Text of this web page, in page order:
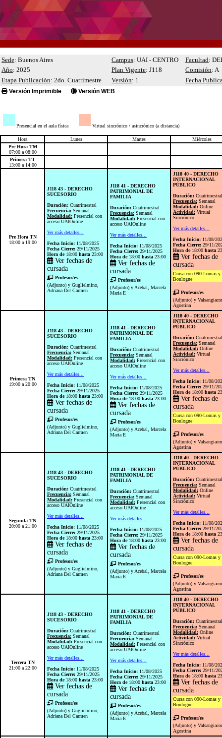
Sede: Buenos Aires Campus: UAI - CENTRO Facultad:
Año: 2025 Plan Vigente: J118 Comisión: A
Etapa Publicación: 2do. Cuatrimestre Versión: 1 Fecha
Versión Imprimible Versión WEB
■ Presencial en el aula física ■ Virtual sincrónico / asincrónico (a distancia)
Hora Lunes Martes
Miércoles
Pre Hora TM
07:00 a 08:00
Primera TT
13:00 a 14:00
Pre Hora TN
18:00 a 19:00
J118 43 - DERECHO
SUCESORIO
Duración: Cuatrimestral
Frecuencia: Semanal
Modalidad: Presencial con
acceso UAIOnline
Ver más detalles...
Fecha Inicio: 11/08/2025
Fecha Cierre: 29/11/2025
Hora de18:00 hasta 23:00
Ver fechas de
cursada
Profesor/es
(Adjunto) y Guglielmino,
Adriana Del Carmen
J118 41 - DERECHO
PATRIMONIAL DE
FAMILIA
Duración: Cuatrimestral
Frecuencia: Semanal
Modalidad: Presencial con
acceso UAIOnline
Ver más detalles...
Fecha Inicio: 11/08/2025
Fecha Cierre: 29/11/2025
Hora de18:00 hasta 23:00
Ver fechas de
cursada
Profesor/es
(Adjunto) y Acebal, Marcela
Maria E
J118 40 - DERECHO
INTERNACIONAL
PÚBLICO
Duración: Cuatrimestral
Frecuencia: Semanal
Modalidad: Online
Actividad: Virtual
Sincrónico
Ver más detalles...
Fecha Inicio: 11/08/
Fecha Cierre: 29/11/
Hora de18:00 hasta
Ver fechas de
cursada
Cursa con 090-Lomas y
Boulogne
Profesor/es
(Adjunto) y
Agostina
Primera TN
19:00 a 20:00
J118 43 - DERECHO
SUCESORIO
Duración: Cuatrimestral
Frecuencia: Semanal
Modalidad: Presencial con
acceso UAIOnline
Ver más detalles...
Fecha Inicio: 11/08/2025
Fecha Cierre: 29/11/2025
Hora de18:00 hasta 23:00
Ver fechas de
cursada
Profesor/es
(Adjunto) y Guglielmino,
Adriana Del Carmen
J118 41 - DERECHO
PATRIMONIAL DE
FAMILIA
Duración: Cuatrimestral
Frecuencia: Semanal
Modalidad: Presencial con
acceso UAIOnline
Ver más detalles...
Fecha Inicio: 11/08/2025
Fecha Cierre: 29/11/2025
Hora de18:00 hasta 23:00
Ver fechas de
cursada
Profesor/es
(Adjunto) y Acebal, Marcela
Maria E
J118 40 - DERECHO
INTERNACIONAL
PÚBLICO
Duración: Cuatrimestral
Frecuencia: Semanal
Modalidad: Online
Actividad: Virtual
Sincrónico
Ver más detalles...
Fecha Inicio: 11/08/
Fecha Cierre: 29/11/
Hora de18:00 hasta
Ver fechas de
cursada
Cursa con 090-Lomas y
Boulogne
Profesor/es
(Adjunto) y
Agostina
Segunda TN
20:00 a 21:00
J118 43 - DERECHO
SUCESORIO
Duración: Cuatrimestral
Frecuencia: Semanal
Modalidad: Presencial con
acceso UAIOnline
Ver más detalles...
Fecha Inicio: 11/08/2025
Fecha Cierre: 29/11/2025
Hora de18:00 hasta 23:00
Ver fechas de
cursada
Profesor/es
(Adjunto) y Guglielmino,
Adriana Del Carmen
J118 41 - DERECHO
PATRIMONIAL DE
FAMILIA
Duración: Cuatrimestral
Frecuencia: Semanal
Modalidad: Presencial con
acceso UAIOnline
Ver más detalles...
Fecha Inicio: 11/08/2025
Fecha Cierre: 29/11/2025
Hora de18:00 hasta 23:00
Ver fechas de
cursada
Profesor/es
(Adjunto) y Acebal, Marcela
Maria E
J118 40 - DERECHO
INTERNACIONAL
PÚBLICO
Duración: Cuatrimestral
Frecuencia: Semanal
Modalidad: Online
Actividad: Virtual
Sincrónico
Ver más detalles...
Fecha Inicio: 11/08/
Fecha Cierre: 29/11/
Hora de18:00 hasta
Ver fechas de
cursada
Cursa con 090-Lomas y
Boulogne
Profesor/es
(Adjunto) y
Agostina
Tercera TN
21:00 a 22:00
J118 43 - DERECHO
SUCESORIO
Duración: Cuatrimestral
Frecuencia: Semanal
Modalidad: Presencial con
acceso UAIOnline
Ver más detalles...
Fecha Inicio: 11/08/2025
Fecha Cierre: 29/11/2025
Hora de18:00 hasta 23:00
Ver fechas de
cursada
Profesor/es
(Adjunto) y Guglielmino,
Adriana Del Carmen
J118 41 - DERECHO
PATRIMONIAL DE
FAMILIA
Duración: Cuatrimestral
Frecuencia: Semanal
Modalidad: Presencial con
acceso UAIOnline
Ver más detalles...
Fecha Inicio: 11/08/2025
Fecha Cierre: 29/11/2025
Hora de18:00 hasta 23:00
Ver fechas de
cursada
Profesor/es
(Adjunto) y Acebal, Marcela
Maria E
J118 40 - DERECHO
INTERNACIONAL
PÚBLICO
Duración: Cuatrimestral
Frecuencia: Semanal
Modalidad: Online
Actividad: Virtual
Sincrónico
Ver más detalles...
Fecha Inicio: 11/08/
Fecha Cierre: 29/11/
Hora de18:00 hasta
Ver fechas de
cursada
Cursa con 090-Lomas y
Boulogne
Profesor/es
(Adjunto) y
Agostina